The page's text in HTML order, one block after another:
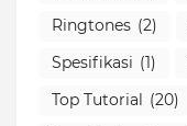
Ringtones (2)
Spesifikasi (1)
Top Tutorial
(20)